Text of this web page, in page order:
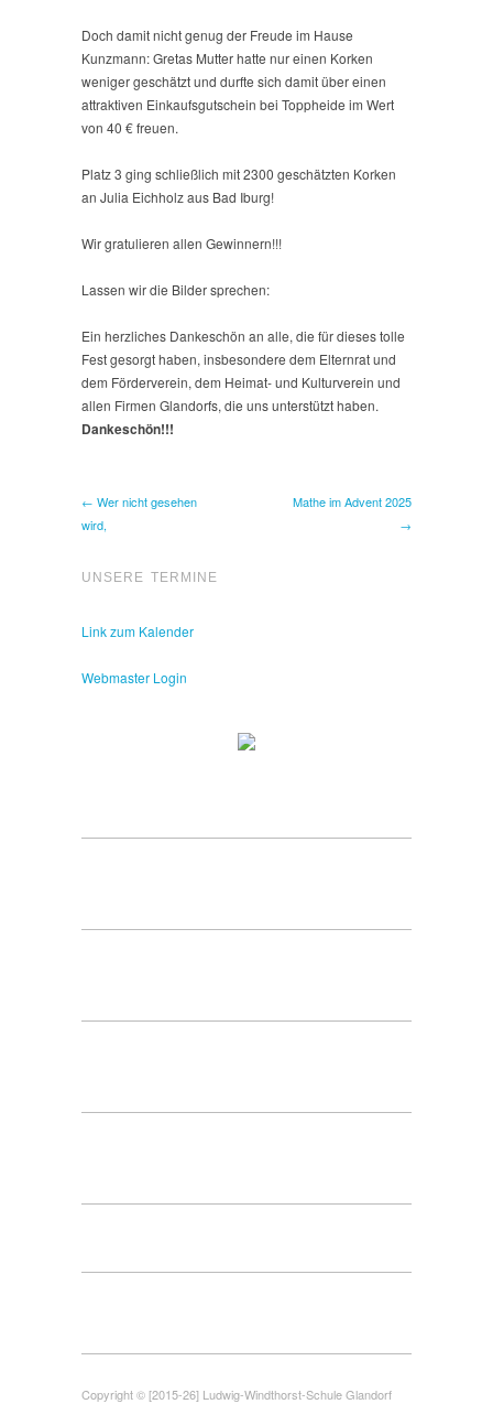
Doch damit nicht genug der Freude im Hause
Kunzmann: Gretas Mutter hatte nur einen Korken
weniger geschätzt und durfte sich damit über einen
attraktiven Einkaufsgutschein bei Toppheide im Wert
von 40 € freuen.
Platz 3 ging schließlich mit 2300 geschätzten Korken
an Julia Eichholz aus Bad Iburg!
Wir gratulieren allen Gewinnern!!!
Lassen wir die Bilder sprechen:
Ein herzliches Dankeschön an alle, die für dieses tolle
Fest gesorgt haben, insbesondere dem Elternrat und
dem Förderverein, dem Heimat- und Kulturverein und
allen Firmen Glandorfs, die uns unterstützt haben.
Dankeschön!!!
← Wer nicht gesehen
wird,
Mathe im Advent 2025
→
UNSERE TERMINE
Link zum Kalender
Webmaster Login
Copyright © [2015-26] Ludwig-Windthorst-Schule Glandorf